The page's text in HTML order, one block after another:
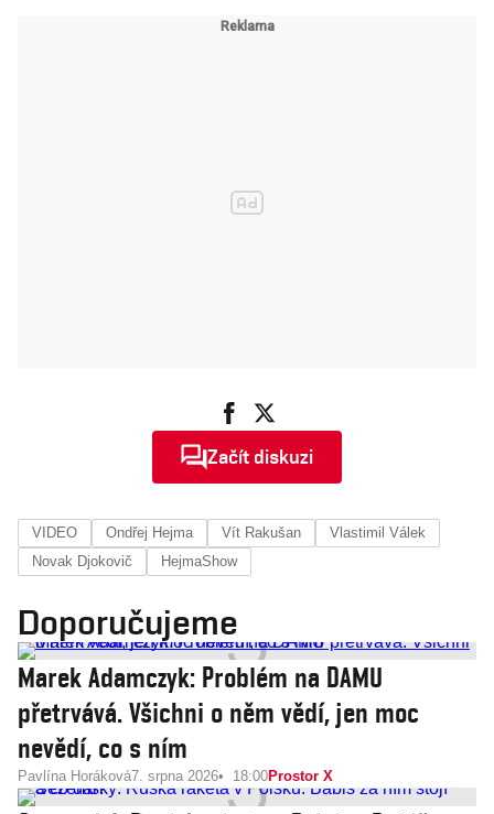
Začít diskuzi
VIDEO Ondřej Hejma Vít Rakušan
Vlastimil Válek
Novak Djokovič
HejmaShow
Doporučujeme
Marek Adamczyk: Problém na DAMU
přetrvává. Všichni o něm vědí, jen moc
nevědí, co s ním
Pavlína Horáková7. srpna 2026 18:00Prostor X